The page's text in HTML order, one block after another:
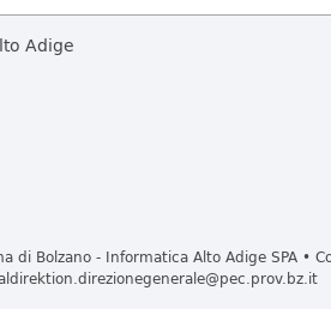
Adige
di Bolzano - Informatica Alto Adige SPA •